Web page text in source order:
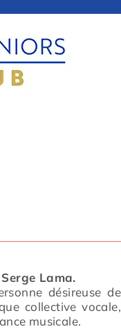
Lama.
désireuse de
collective vocale,
musicale.